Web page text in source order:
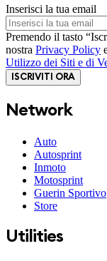
Inserisci la tua email
Premendo il tasto
nostra Privacy Policy
Utilizzo dei Siti e di
ISCRIVITI ORA
Network
Auto
Autosprint
Inmoto
Motosprint
Guerin Sportivo
Store
Utilities